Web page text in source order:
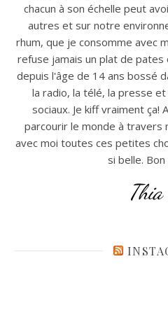
chacun à son échelle peut
autres et sur notre
rhum, que je consomme avec
refuse jamais un plat de pates
depuis l'âge de 14 ans bossé
la radio, la télé, la presse
sociaux. Je kiff vraiment ça!
parcourir le monde à
avec moi toutes ces petites
si belle.
Thia